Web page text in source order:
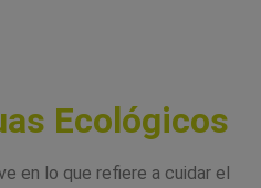
Ecológicos
en lo que refiere a cuidar el